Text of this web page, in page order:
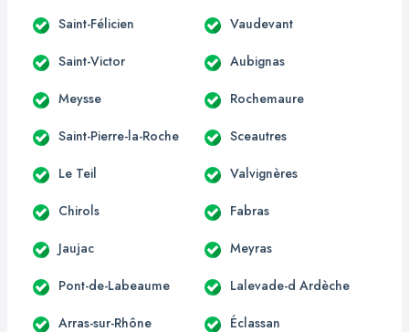
Saint-Félicien Vaudevant
Saint-Victor Aubignas
Meysse Rochemaure
Saint-Pierre-la-Roche Sceautres
Le Teil Valvignères
Chirols Fabras
Jaujac Meyras
Pont-de-Labeaume Lalevade-d Ardèche
Arras-sur-Rhône Éclassan